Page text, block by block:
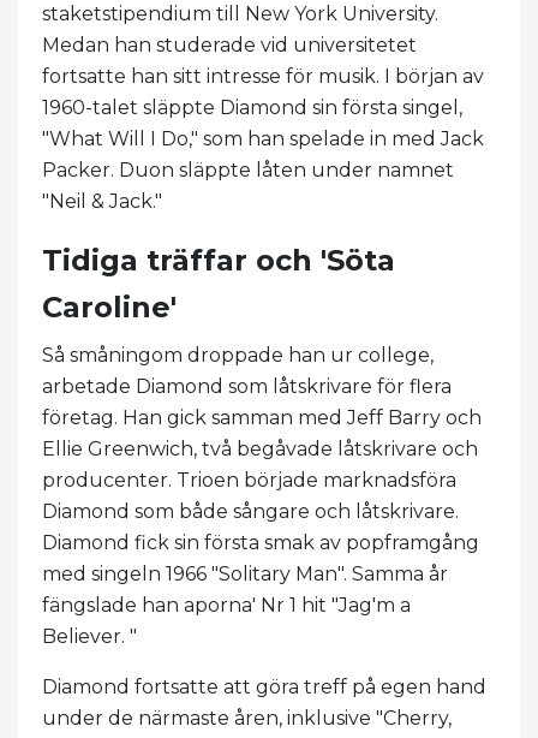
staketstipendium till New York University.
Medan han studerade vid universitetet
fortsatte han sitt intresse för musik. I början av
1960-talet släppte Diamond sin första singel,
"What Will I Do," som han spelade in med Jack
Packer. Duon släppte låten under namnet
"Neil & Jack."
Tidiga träffar och 'Söta
Caroline'
Så småningom droppade han ur college,
arbetade Diamond som låtskrivare för flera
företag. Han gick samman med Jeff Barry och
Ellie Greenwich, två begåvade låtskrivare och
producenter. Trioen började marknadsföra
Diamond som både sångare och låtskrivare.
Diamond fick sin första smak av popframgång
med singeln 1966 "Solitary Man". Samma år
fängslade han aporna' Nr 1 hit "Jag'm a
Believer. "
Diamond fortsatte att göra treff på egen hand
under de närmaste åren, inklusive "Cherry,